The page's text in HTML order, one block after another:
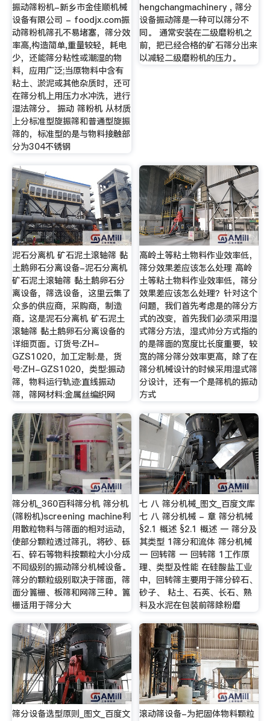
振动筛粉机-新乡市金佳顺机械
设备有限公司 - foodjx.com振
动筛粉机筛孔不易堵塞，筛分效
率高,构造简单,重量较轻，耗电
少，还能筛分粘性或潮湿的物
料，应用广泛;当原物料中含有
粘土、淤泥或其他杂质时，还可
在筛分机上用压力水冲洗，进行
湿法筛分。 振动 筛粉机 从材质
上分标准型旋振筛和普通型旋振
筛的，标准型的是与物料接触部
分为304不锈钢
hengchangmachinery , 筛分
设备振动筛是一种可以筛分不
同。 通常安装在二级磨粉机之
前，把已经合格的矿石筛分出来
以减轻二级磨粉机的压力。
泥石分离机 矿石泥土滚轴筛 黏
土鹅卵石分离设备-泥石分离机
矿石泥土滚轴筛 黏土鹅卵石分
离设备，筛选设备，这里云集了
众多的供应商，采购商，制造
商。这是泥石分离机 矿石泥土
滚轴筛 黏土鹅卵石分离设备的
详细页面。订货号:ZH-
GZS1020，加工定制:是，货
号:ZH-GZS1020，类型:振动
筛，物料运行轨迹:直线振动
筛，筛网材料:金属丝编织网
高岭土等粘土物料作业效率低，
筛分效果差应该怎么处理 高岭
土等粘土物料作业效率低，筛分
效果差应该怎么处理？针对这个
问题，我们首先考虑是的筛分方
式的改变，首先我们必须采用湿
式筛分方法，湿式帅分方式指的
的是筛面的宽度比长度重要，较
宽的筛分筛分效率更高，除了在
筛分机械设计的时候采用湿式筛
分设计，还有一个是筛机的振动
方式
筛分机_360百科筛分机 筛分机
(筛粉机)screening machine利
用散粒物料与筛面的相对运动，
使部分颗粒透过筛孔，将砂、砾
石、碎石等物料按颗粒大小分成
不同级别的振动筛分机械设备。
筛分的颗粒级别取决于筛面，筛
面分篦栅、板筛和网筛三种。篦
栅适用于筛分大
七 八 筛分机械_图文_百度文库
七 八 筛分机械 - 章 筛分机械
§2.1 概述 §2.1 概述 一 筛分及
其类型 1筛分和流体 筛分机械
一 回转筛 一 回转筛 1工作原
理、类型及性能 在硅酸盐工业
中，回转筛主要用于筛分碎石、
砂子、 粘土、石英、长石、熟
料及水泥在包装前筛除粉磨
筛分设备选型原则_图文_百度文
滚动筛设备-为把固体物料颗粒